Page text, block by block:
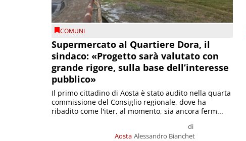
COMUNI
Supermercato al Quartiere Dora, il
sindaco: «Progetto sarà valutato con
grande rigore, sulla base dell’interesse
pubblico»
Aosta
di
Alessandro Bianchet
Il primo cittadino di Aosta è stato audito nella quarta
commissione del Consiglio regionale, dove ha
ribadito come l'iter, al momento, sia ancora ferm...